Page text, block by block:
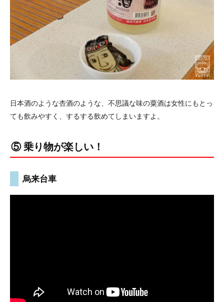
日本酒のような杏酒のような、不思議な味の粟酒は女性にもとっ
ても飲みやすく、するする飲めてしまいますよ。
⑤ 乗り物が楽しい！
烏来台車